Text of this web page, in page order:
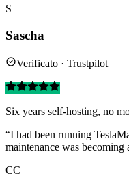
S
Sascha
Verificato · Trustpilot
Six years self-hosting, no
“I had been running
maintenance was becoming
CC